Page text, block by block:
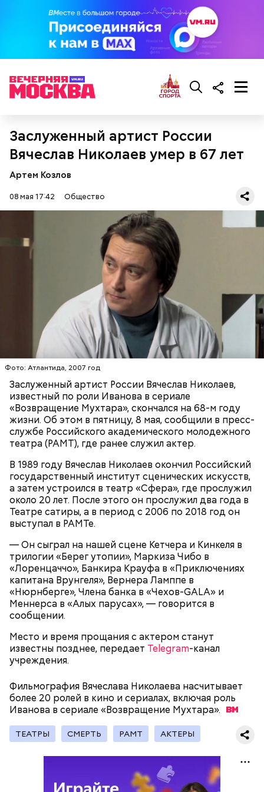
Заслуженный артист России
Вячеслав Николаев умер в 67 лет
Артем Козлов
08 мая 17:42 Общество
Фото: Атлантида, 2007 год
Заслуженный артист России Вячеслав Николаев,
известный по роли Иванова в сериале
«Возвращение Мухтара», скончался на 68-м году
жизни. Об этом в пятницу, 8 мая, сообщили в пресс-
службе Российского академического молодежного
театра (РАМТ), где ранее служил актер.
В 1989 году Вячеслав Николаев окончил Российский
государственный институт сценических искусств,
а затем устроился в театр «Сфера», где прослужил
около 20 лет. После этого он прослужил два года в
Театре сатиры, а в период с 2006 по 2018 год он
выступал в РАМТе.
— Он сыграл на нашей сцене Кетчера и Кинкеля в
трилогии «Берег утопии», Маркиза Чибо в
«Лоренцаччо», Банкира Крауфа в «Приключениях
капитана Врунгеля», Вернера Ламппе в
«Нюрнберге», Члена банка в «Чехов-GALA» и
Меннерса в «Алых парусах», — говорится в
сообщении.
Место и время прощания с актером станут
известны позднее, передает Telegram-канал
учреждения.
Фильмография Вячеслава Николаева насчитывает
более 20 ролей в кино и сериалах, включая роль
Иванова в сериале «Возвращение Мухтара».
ТЕАТРЫ СМЕРТЬ РАМТ АКТЕРЫ
Международный день бесконечности придумал
американский философ Жан-Пьер Ади Феньо в
бесконечности, то и дата была выбрана «08.08». В
этот праздник организуются тематические лекции
по математике и философии, а также проводят
День «Счастье случается»
День «Счастье случается» был инициирован
Тайным обществом счастливых людей, чтобы
напомнить людям, что счастье на самом деле
кроется в мелочах. Отпраздновать этот день
можно, поделившись с другими людьми
День малины со сливками отмечается в США в
честь вкусового сочетания этой ягоды со сливками.
В этот праздник люди едят не только малину со
— Кабачки нужно натереть длинными слайсами
(это можно сделать на специальной терке),
похожими на спагетти, и уложить в противень.
Дальше нужно добавить немного растительного
масла, соль, а сверху бросить хаотично
порезанную брынзу. Затем добавляются помидоры
Противень ставится в духовку, разогретую до 180–
190 градусов. Спагетти из кабачка нужно запекать
25–30 минут.
Уберут отеки и улучшат зрение:
о пользе кабачков
Кабачки, тушеные с курицей
Ингредиенты:
Эндокринолог Куликова
фруктов